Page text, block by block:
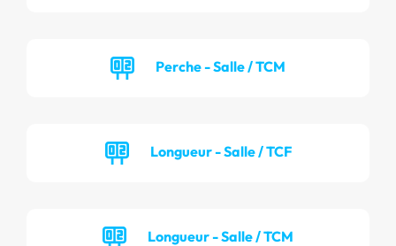
Perche - Salle / TCM
Longueur - Salle / TCF
Longueur - Salle / TCM